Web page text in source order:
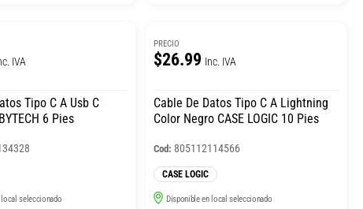
IVA
Tipo C A Usb C
6 Pies
local seleccionado
PRECIO
$26.99 Inc. IVA
Cable De Datos Tipo C A Lightning
Color Negro CASE LOGIC 10 Pies
Cod: 805112114566
CASE LOGIC
Disponible en local seleccionado